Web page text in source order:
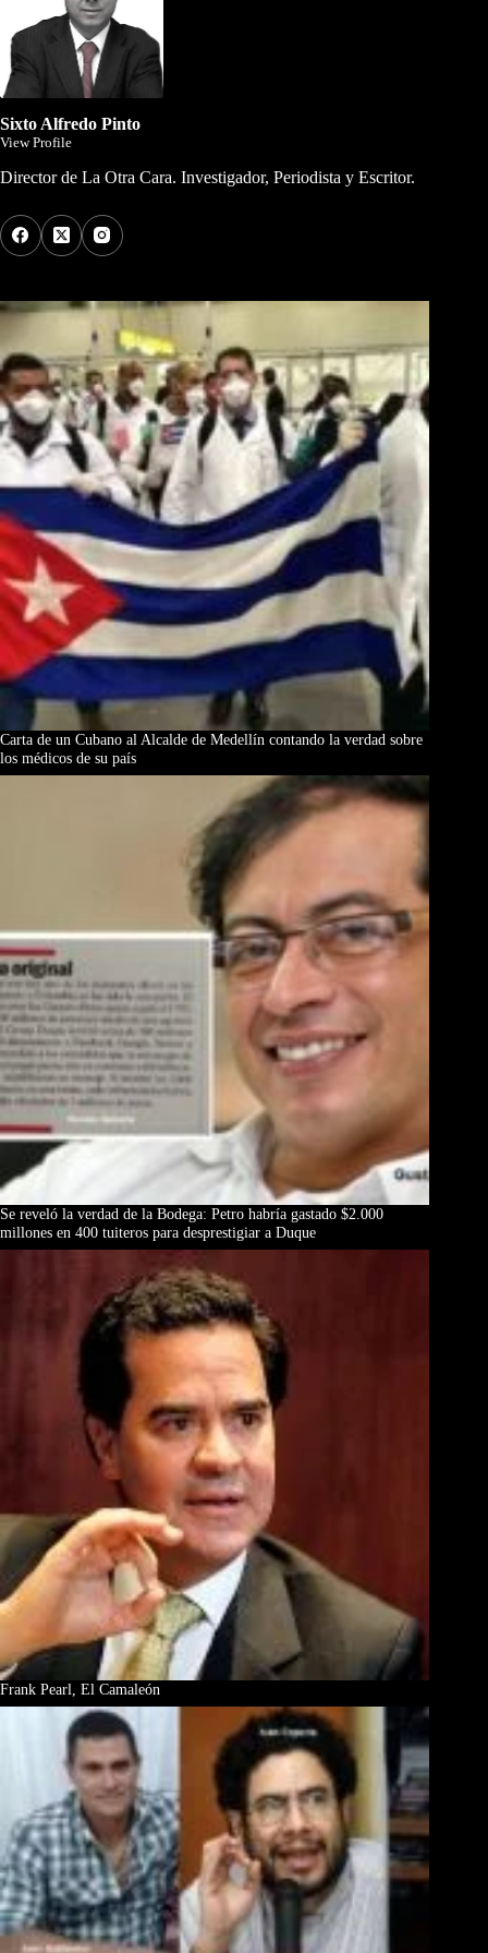
Sixto Alfredo Pinto
View Profile
Director de La Otra Cara. Investigador, Periodista y Escritor.
Carta de un Cubano al Alcalde de Medellín contando la verdad sobre
los médicos de su país
Se reveló la verdad de la Bodega: Petro habría gastado $2.000
millones en 400 tuiteros para desprestigiar a Duque
Frank Pearl, El Camaleón